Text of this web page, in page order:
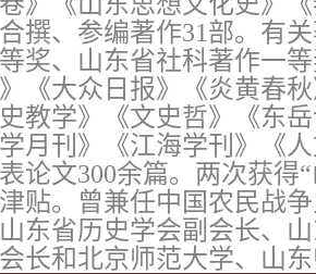
撰、参编著作31部。有
奖、山东省社科著作一
《大众日报》《炎黄春
史教学》《文史哲》《东
学月刊》《江海学刊》《
论文300余篇。两次获得
贴。曾兼任中国农民战
东省历史学会副会长、
长和北京师范大学、山